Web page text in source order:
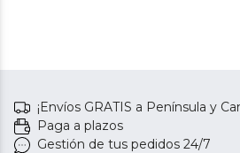
¡Envíos GRATIS a Península y
Paga a plazos
Gestión de tus pedidos 24/7